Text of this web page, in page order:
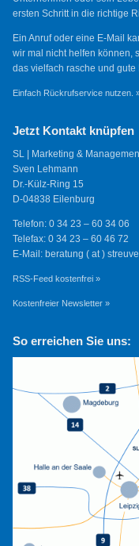
ersten Schritt in die richtige
Ein Anruf oder eine E-Mail
wir mal nicht helfen können,
das vielfach rasche und
Einfach Rückrufservice nutzen.
Jetzt Kontakt knüpfen
SL | Marketing &
Sven Lehmann
Dr.-Külz-Ring 15
D-04838 Eilenburg
Telefon: 0 34 23 – 60 34 06
Telefax: 0 34 23 – 60 46 72
E-Mail: beratung ( at )
RSS-Feed kostenfrei »
Kostenfreier Newsletter »
So erreichen Sie uns: